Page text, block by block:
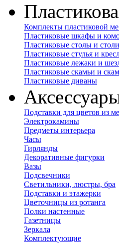
Комплекты пластиковой
Пластиковые шкафы и
Пластиковые столы и
Пластиковые стулья и
Пластиковые лежаки и
Пластиковые скамьи и
Пластиковые диваны
Подставки для цветов из
Электрокамины
Предметы интерьера
Часы
Гирлянды
Декоративные фигурки
Вазы
Подсвечники
Светильники, люстры, бра
Подставки и этажерки
Цветочницы из ротанга
Полки настенные
Газетницы
Зеркала
Комплектующие